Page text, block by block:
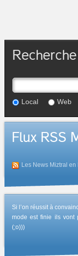
Recherche
Local Web
Flux RSS
Les News Miztral en
Si l’on réussit à
mode est finie ils vont
(;o)))